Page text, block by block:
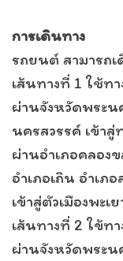
การเดินทาง
รถยนต์ สามารถ
เส้นทางที่ 1 ใช้ท
ผ่านจังหวัดพระน
นครสวรรค์ เข้าสู่
ผ่านอำเภอคลอง
อำเภอเถิน อำเภ
เข้าสู่ตัวเมืองพะเ
เส้นทางที่ 2 ใข้ท
ผ่านจังหวัดพระน